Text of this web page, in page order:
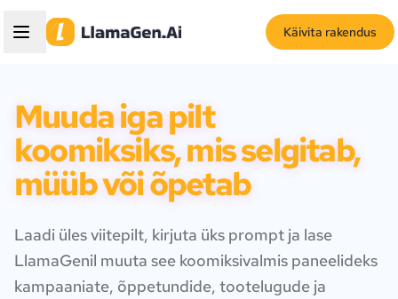
Käivita rakendus
Muuda iga pilt
koomiksiks, mis selgitab,
müüb või õpetab
Laadi üles viitepilt, kirjuta üks prompt ja lase
LlamaGenil muuta see koomiksivalmis paneelideks
kampaaniate, õppetundide, tootelugude ja